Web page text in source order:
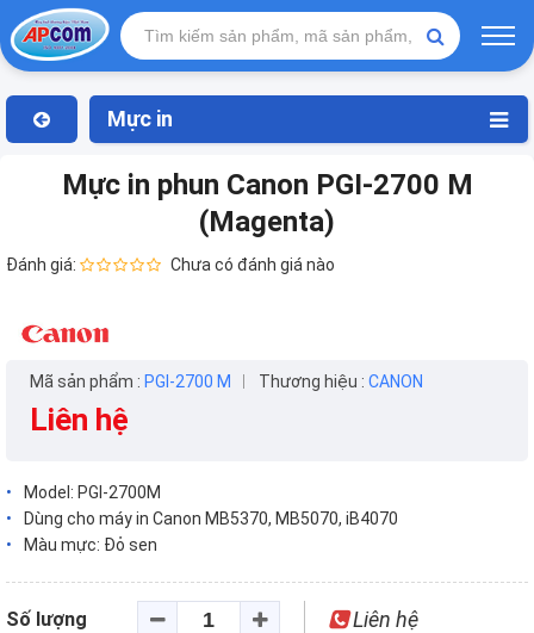
Mực in
Mực in phun Canon PGI-2700 M
(Magenta)
Đánh giá: Chưa có đánh giá nào
Mã sản phẩm : PGI-2700 M Thương hiệu : CANON
Liên hệ
Model: PGI-2700M
Dùng cho máy in Canon MB5370, MB5070, iB4070
Màu mực: Đỏ sen
Số lượng Liên hệ